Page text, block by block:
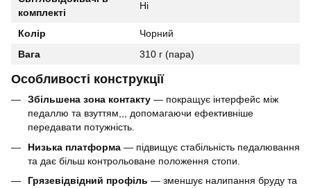
комплекті
Ні
Колір
Чорний
Вага
310 г (пара)
Особливості конструкції
Збільшена зона контакту — покращує інтерфейс між
педаллю та взуттям,,, допомагаючи ефективніше
передавати потужність.
Низька платформа — підвищує стабільність педалювання
та дає більш контрольоване положення стопи.
Грязевідвідний профіль — зменшує налипання бруду та